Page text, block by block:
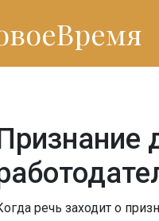
речь заходит о